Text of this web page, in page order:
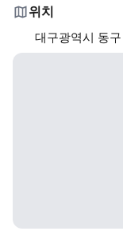
위치
대구광역시 동